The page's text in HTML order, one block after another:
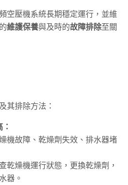
空壓機系統長期穩定運行，並維
維護保養與及時的故障排除至關
其排除方法：
機故障、乾燥劑失效、排水器堵
乾燥機運行狀態，更換乾燥劑，
器。